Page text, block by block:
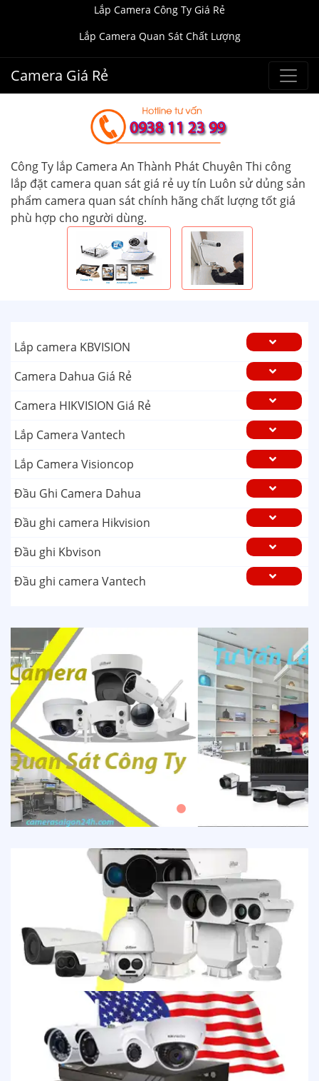
Lắp Camera Công Ty Giá Rẻ
Lắp Camera Quan Sát Chất Lượng
Camera Giá Rẻ
Công Ty lắp Camera An Thành Phát Chuyên Thi công
lắp đặt camera quan sát giá rẻ uy tín Luôn sử dủng sản
phẩm camera quan sát chính hãng chất lượng tốt giá
phù hợp cho người dùng.
Lắp camera KBVISION
Camera Dahua Giá Rẻ
Camera HIKVISION Giá Rẻ
Lắp Camera Vantech
Lắp Camera Visioncop
Đầu Ghi Camera Dahua
Đầu ghi camera Hikvision
Đầu ghi Kbvison
Đầu ghi camera Vantech